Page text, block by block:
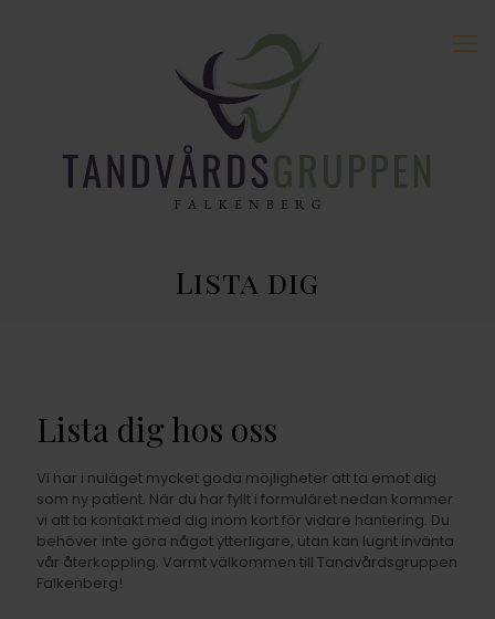
Lista dig
Lista dig hos oss
Vi har i nuläget mycket goda möjligheter att ta emot dig
som ny patient. När du har fyllt i formuläret nedan kommer
vi att ta kontakt med dig inom kort för vidare hantering. Du
behöver inte göra något ytterligare, utan kan lugnt invänta
vår återkoppling. Varmt välkommen till Tandvårdsgruppen
Falkenberg!